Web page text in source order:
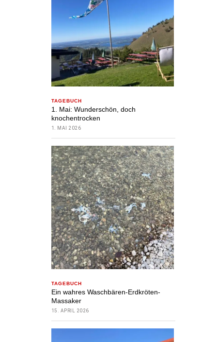
TAGEBUCH
1. Mai: Wunderschön, doch
knochentrocken
1. MAI 2026
TAGEBUCH
Ein wahres Waschbären-Erdkröten-
Massaker
15. APRIL 2026